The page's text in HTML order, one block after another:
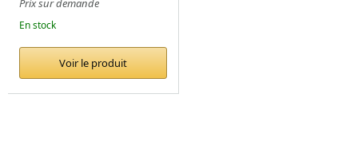
En stock
Voir le produit